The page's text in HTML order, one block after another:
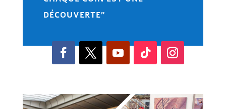
DÉCOUVERTE"